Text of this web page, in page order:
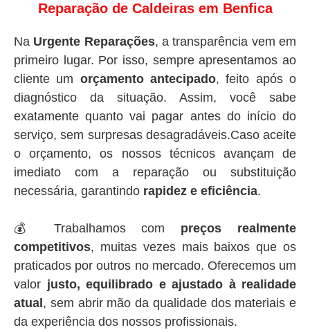
Reparação de Caldeiras em Benfica
Na Urgente Reparações, a transparência vem em
primeiro lugar. Por isso, sempre apresentamos ao
cliente um orçamento antecipado, feito após o
diagnóstico da situação. Assim, você sabe
exatamente quanto vai pagar antes do início do
serviço, sem surpresas desagradáveis.Caso aceite
o orçamento, os nossos técnicos avançam de
imediato com a reparação ou substituição
necessária, garantindo rapidez e eficiência.
💰 Trabalhamos com preços realmente
competitivos, muitas vezes mais baixos que os
praticados por outros no mercado. Oferecemos um
valor justo, equilibrado e ajustado à realidade
atual , sem abrir mão da qualidade dos materiais e
da experiência dos nossos profissionais.